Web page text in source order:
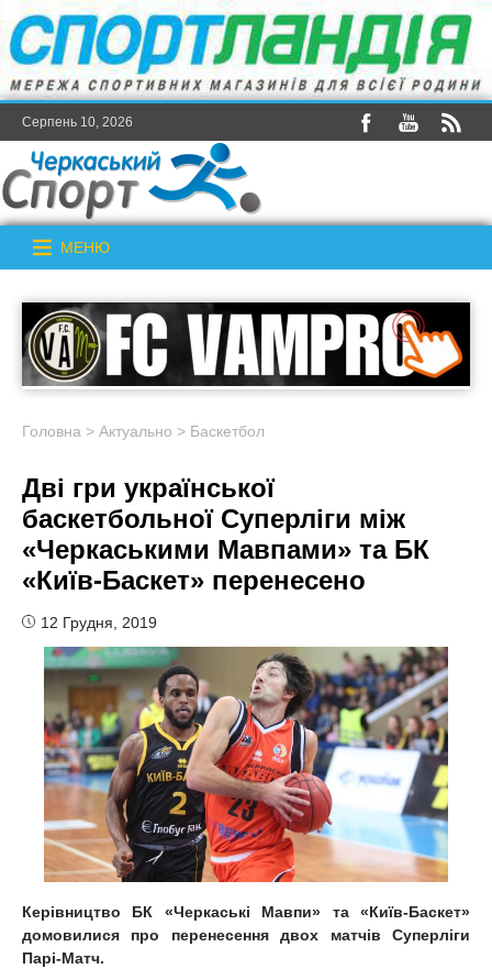
Серпень 10, 2026
МЕНЮ
Головна > Актуально > Баскетбол
Дві гри української
баскетбольної Суперліги між
«Черкаськими Мавпами» та БК
«Київ-Баскет» перенесено
12 Грудня, 2019
Керівництво БК «Черкаські Мавпи» та «Київ-Баскет»
домовилися про перенесення двох матчів Суперліги
Парі-Матч.